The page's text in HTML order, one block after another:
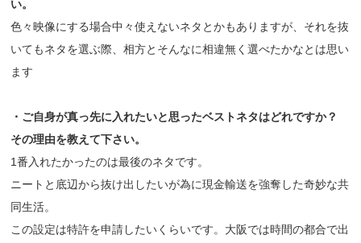
い。
色々映像にする場合中々使えないネタとかもありますが、それを抜
いてもネタを選ぶ際、相方とそんなに相違無く選べたかなとは思い
ます
・ご自身が真っ先に入れたいと思ったベストネタはどれですか？
その理由を教えて下さい。
1番入れたかったのは最後のネタです。
ニートと底辺から抜け出したいが為に現金輸送を強奪した奇妙な共
同生活。
この設定は特許を申請したいくらいです。大阪では時間の都合で出